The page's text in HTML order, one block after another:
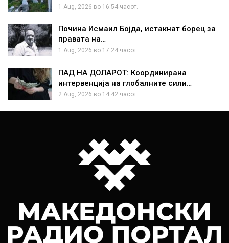
1 Aug, 2026 во 16:54 часот.
Почина Исмаил Бојда, истакнат борец за
правата на…
1 Aug, 2026 во 17:24 часот.
ПАД НА ДОЛАРОТ: Координирана
интервенција на глобалните сили…
2 Aug, 2026 во 14:42 часот.